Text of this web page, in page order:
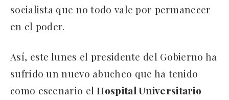
socialista que no todo vale por permanecer
en el poder.
Así, este lunes el presidente del Gobierno ha
sufrido un nuevo abucheo que ha tenido
como escenario elHospital Universitario